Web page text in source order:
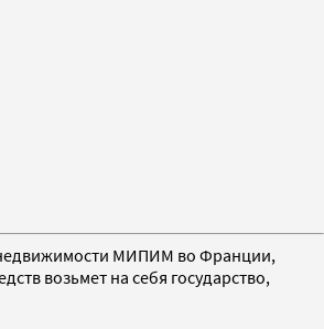
недвижимости МИПИМ во Франции,
возьмет на себя государство,